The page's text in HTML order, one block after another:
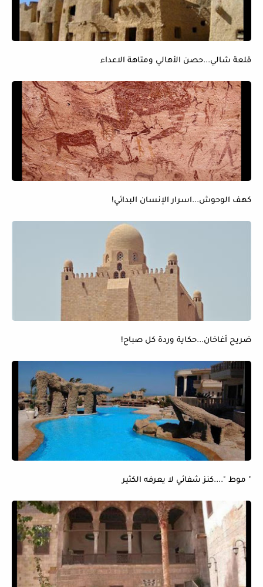
قلعة شالي...حصن الأهالي ومتاهة الاعداء
كهف الوحوش...اسرار الإنسان البدائي!
ضريح أغاخان...حكاية وردة كل صباح!
" موط "....كنز شفائي لا يعرفه الكثير